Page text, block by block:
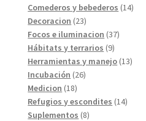
productos
Comederos y bebederos 1414
Decoracion 2323
productos
Focos e iluminacion 3737
Hábitats y terrarios 99
productos
Herramientas y manejo 1313
Incubación 2626
Medicion 1818
productos
Refugios y escondites 1414
Suplementos 88